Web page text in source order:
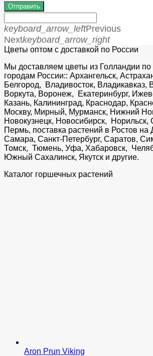
Отправить
keyboard_arrow_leftPrevious
Nextkeyboard_arrow_right
Цветы оптом с доставкой по России
Мы доставляем цветы из Голландии
городам России:: Архангельск,
Белгород, Владивосток, Владикавказ,
Воркута, Воронеж, Екатеринбург,
Казань, Калининград, Краснодар,
Москву, Мирный, Мурманск, Нижний
Новокузнецк, Новосибирск, Норильск,
Пермь, поставка растений в Ростов на
Самара, Санкт-Петербург, Саратов,
Томск, Тюмень, Уфа, Хабаровск,
Южный Сахалинск, Якутск и другие.
Каталог горшечных растений
Aron Prun Viking